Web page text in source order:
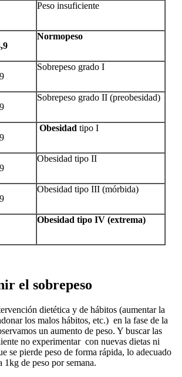
Peso insuficiente
Normopeso
Sobrepeso grado I
Sobrepeso grado II (preobesidad)
Obesidadtipo I
Obesidad tipo II
Obesidad tipo III (mórbida)
Obesidad tipo IV (extrema)
el sobrepeso
dietética y de hábitos (aumentar la
los malos hábitos, etc.) en la fase de la
un aumento de peso. Y buscar las
no experimentar con nuevas dietas ni
se pierde peso de forma rápida, lo adecuado
1kg de peso por semana.